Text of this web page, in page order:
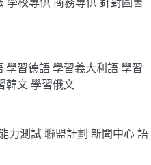
學習德語學習義大利語學習
韓文學習俄文
力測試聯盟計劃 新聞中心語